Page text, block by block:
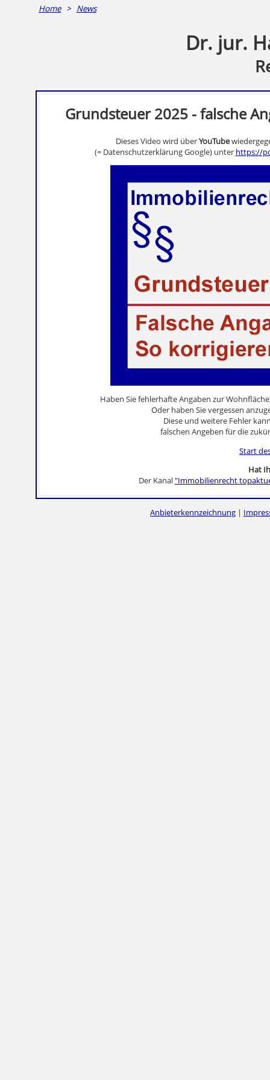
Home> News
Dr. jur.
Grundsteuer 2025 - falsche
Dieses Video wird überYouTube
(= Datenschutzerklärung Google) unter https://
Haben Sie fehlerhafte Angaben zur
Oder haben Sie vergessen
Diese und weitere Fehler
falschen Angeben für die
Start
Hat
Der Kanal"Immobilienrecht
Anbieterkennzeichnung |